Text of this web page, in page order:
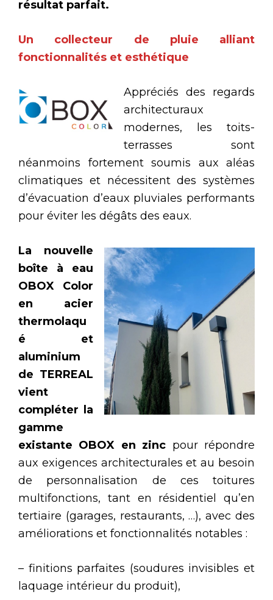
résultat parfait.
Un collecteur de pluie alliant
fonctionnalités et esthétique
Appréciés des regards
architecturaux
modernes, les toits-
terrasses sont
néanmoins fortement soumis aux aléas
climatiques et nécessitent des systèmes
d’évacuation d’eaux pluviales performants
pour éviter les dégâts des eaux.
La nouvelle
boîte à eau
OBOX Color
en acier
thermolaqu
é et
aluminium
de TERREAL
vient
compléter la
gamme
existante OBOX en zinc pour répondre
aux exigences architecturales et au besoin
de personnalisation de ces toitures
multifonctions, tant en résidentiel qu’en
tertiaire (garages, restaurants, …), avec des
améliorations et fonctionnalités notables :
– finitions parfaites (soudures invisibles et
laquage intérieur du produit),